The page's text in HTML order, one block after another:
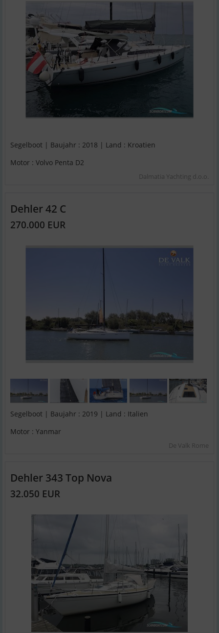
Segelboot | Baujahr : 2018 | Land : Kroatien
Motor : Volvo Penta D2
Dalmatia Yachting d.o.o.
Dehler 42 C
270.000 EUR
Segelboot | Baujahr : 2019 | Land : Italien
Motor : Yanmar
De Valk Rome
Dehler 343 Top Nova
32.050 EUR